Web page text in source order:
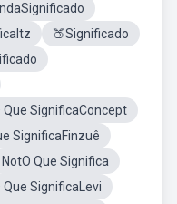
🍑Significado
Que SignificaConcept
SignificaFinzuê
NotO Que Significa
Que SignificaLevi